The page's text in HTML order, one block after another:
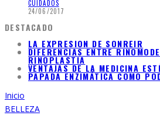
CUIDADOS
24/06/2017
DESTACADO
LA EXPRESION DE SONREIR
DIFERENCIAS ENTRE
RINOPLASTIA
VENTAJAS DE LA MEDICINA
PAPADA ENZIMÁTICA COMO
Inicio
BELLEZA